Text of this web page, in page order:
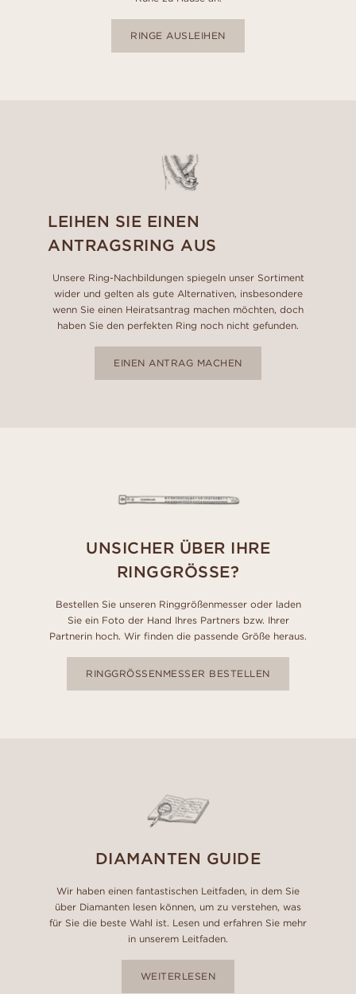
RINGE AUSLEIHEN
LEIHEN SIE EINEN
ANTRAGSRING AUS
Unsere Ring-Nachbildungen spiegeln unser Sortiment
wider und gelten als gute Alternativen, insbesondere
wenn Sie einen Heiratsantrag machen möchten, doch
haben Sie den perfekten Ring noch nicht gefunden.
EINEN ANTRAG MACHEN
UNSICHER ÜBER IHRE
RINGGRÖSSE?
Bestellen Sie unseren Ringgrößenmesser oder laden
Sie ein Foto der Hand Ihres Partners bzw. Ihrer
Partnerin hoch. Wir finden die passende Größe heraus.
RINGGRÖSSENMESSER BESTELLEN
DIAMANTEN GUIDE
Wir haben einen fantastischen Leitfaden, in dem Sie
über Diamanten lesen können, um zu verstehen, was
für Sie die beste Wahl ist. Lesen und erfahren Sie mehr
in unserem Leitfaden.
WEITERLESEN